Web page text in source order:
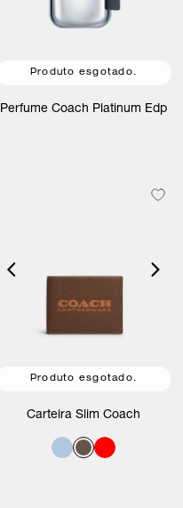
Produto esgotado.
Perfume Coach Platinum Edp
Produto esgotado.
Carteira Slim Coach